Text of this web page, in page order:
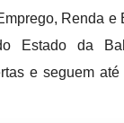
Renda e
Estado da
e seguem